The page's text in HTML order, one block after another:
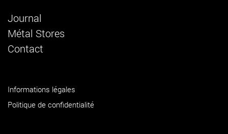
Journal
Métal Stores
Contact
Informations légales
Politique de confidentialité